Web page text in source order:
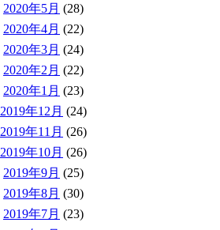
2020年5月 (28)
2020年4月 (22)
2020年3月 (24)
2020年2月 (22)
2020年1月 (23)
2019年12月 (24)
2019年11月 (26)
2019年10月 (26)
2019年9月 (25)
2019年8月 (30)
2019年7月 (23)